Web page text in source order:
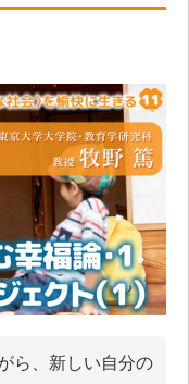
ら、新しい⾃分の